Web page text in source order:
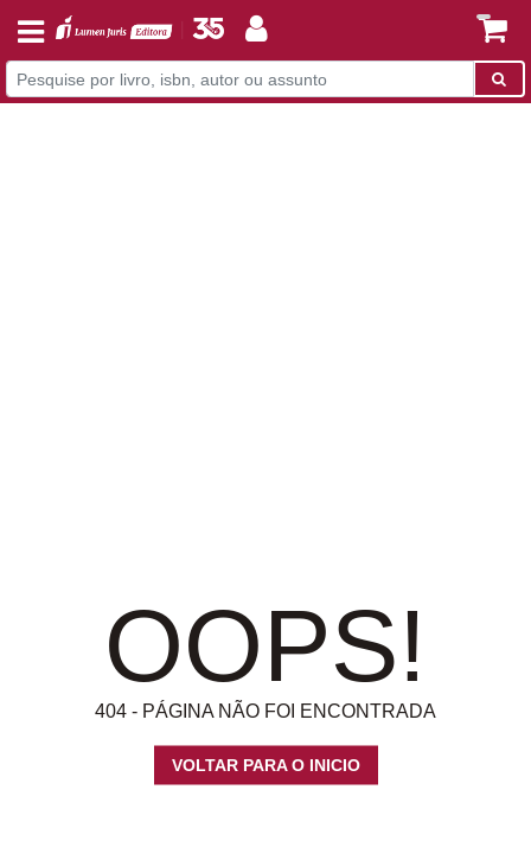
OOPS!
404 - PÁGINA NÃO FOI ENCONTRADA
VOLTAR PARA O INICIO